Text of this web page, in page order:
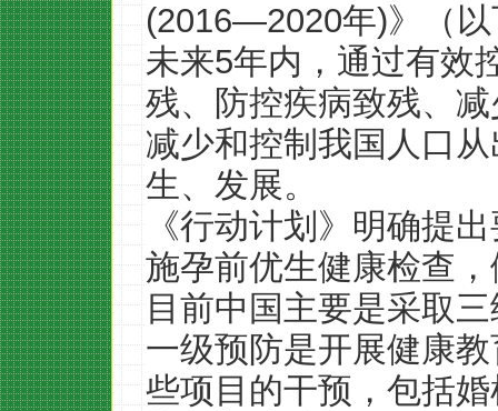
(2016—2020年)》（以
未来5年内，通过有效
残、防控疾病致残、
减少和控制我国人口
生、发展。
《行动计划》明确提
施孕前优生健康检查
目前中国主要是采取
一级预防是开展健康
些项目的干预，包括